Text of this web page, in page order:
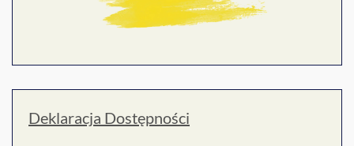
Deklaracja Dostępności